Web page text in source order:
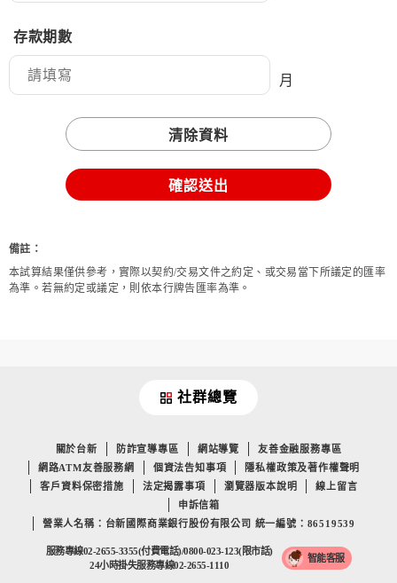
存款期數
月
清除資料
確認送出
備註：
本試算結果僅供參考，實際以契約/交易文件之約定、或交易當下所議定的匯率
為準。若無約定或議定，則依本行牌告匯率為準。
社群總覽
關於台新 防詐宣導專區 網站導覽
友善金融服務專區
網路ATM友善服務網
個資法告知事項
隱私權政策及著作權聲明
客戶資料保密措施
法定揭露事項 瀏覽器版本說明
線上留言
申訴信箱
營業人名稱：台新國際商業銀行股份有限公司 統一編號：86519539
服務專線02-2655-3355(付費電話)/0800-023-123(限市話)
24小時掛失服務專線02-2655-1110
智能客服